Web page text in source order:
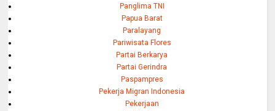
Panglima TNI
Papua Barat
Paralayang
Pariwisata Flores
Partai Berkarya
Partai Gerindra
Paspampres
Pekerja Migran Indonesia
Pekerjaan